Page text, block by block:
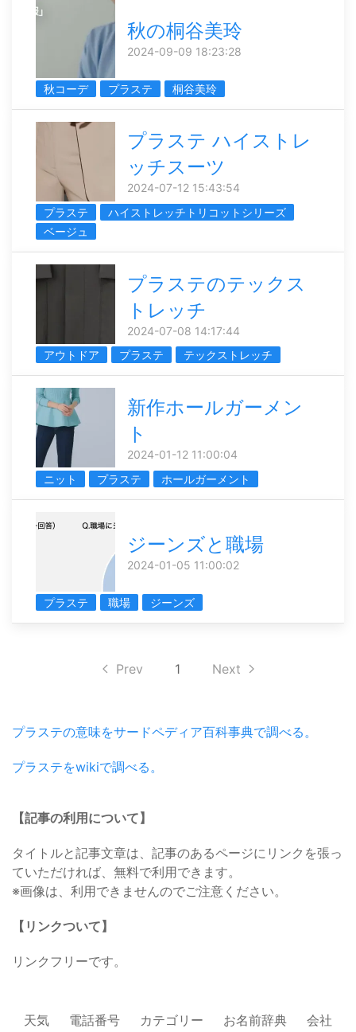
秋の桐谷美玲
2024-09-09 18:23:28
秋コーデ プラステ 桐谷美玲
プラステ ハイストレ
ッチスーツ
2024-07-12 15:43:54
プラステ
ハイストレッチトリコットシリーズ
ベージュ
プラステのテックス
トレッチ
2024-07-08 14:17:44
アウトドア
プラステ テックストレッチ
新作ホールガーメン
ト
2024-01-12 11:00:04
ニット
プラステ ホールガーメント
ジーンズと職場
2024-01-05 11:00:02
プラステ 職場 ジーンズ
Prev 1 Next
プラステの意味をサードペディア百科事典で調べる。
プラステをwikiで調べる。
【記事の利用について】
タイトルと記事文章は、記事のあるページにリンクを張っ
ていただければ、無料で利用できます。
※画像は、利用できませんのでご注意ください。
【リンクついて】
リンクフリーです。
天気 電話番号 カテゴリー お名前辞典
会社